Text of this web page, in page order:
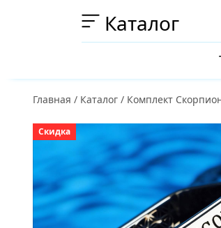
Каталог
Главная / Каталог / Комплект
Скидка